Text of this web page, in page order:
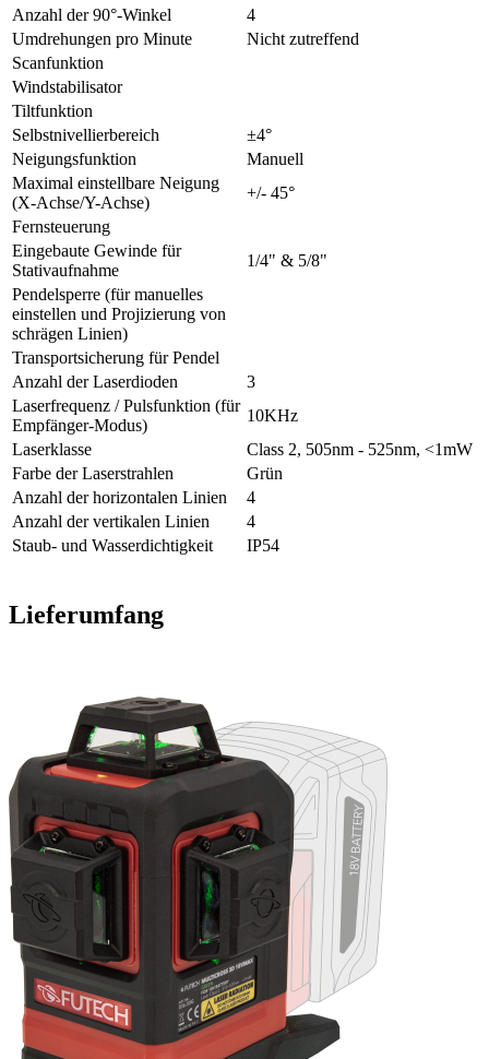
Anzahl der 90°-Winkel
4
Umdrehungen pro Minute
Nicht zutreffend
Scanfunktion
Windstabilisator
Tiltfunktion
Selbstnivellierbereich
±4°
Neigungsfunktion
Manuell
Maximal einstellbare Neigung
(X-Achse/Y-Achse)
+/- 45°
Fernsteuerung
Eingebaute Gewinde für
Stativaufnahme
1/4" & 5/8"
Pendelsperre (für manuelles
einstellen und Projizierung von
schrägen Linien)
Transportsicherung für Pendel
Anzahl der Laserdioden
3
Laserfrequenz / Pulsfunktion (für
Empfänger-Modus)
10KHz
Laserklasse
Class 2, 505nm - 525nm, <1mW
Farbe der Laserstrahlen
Grün
Anzahl der horizontalen Linien
4
Anzahl der vertikalen Linien
4
Staub- und Wasserdichtigkeit
IP54
Lieferumfang